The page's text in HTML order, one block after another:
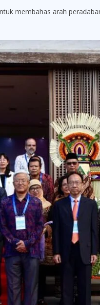
membahas arah